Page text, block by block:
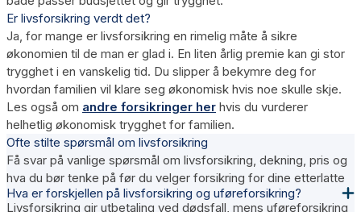
Er livsforsikring verdt det?
Ja, for mange er livsforsikring en rimelig måte å sikre
økonomien til de man er glad i. En liten årlig premie kan gi stor
trygghet i en vanskelig tid. Du slipper å bekymre deg for
hvordan familien vil klare seg økonomisk hvis noe skulle skje.
Les også om andre forsikringer her hvis du vurderer
helhetlig økonomisk trygghet for familien.
Ofte stilte spørsmål om livsforsikring
Få svar på vanlige spørsmål om livsforsikring, dekning, pris og
hva du bør tenke på før du velger forsikring for dine etterlatte
Hva er forskjellen på livsforsikring og uføreforsikring?
Livsforsikring gir utbetaling ved dødsfall, mens uføreforsikring